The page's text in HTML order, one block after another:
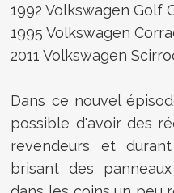
1992 Volkswagen Golf
1995 Volkswagen
2011 Volkswagen
Dans ce nouvel
possible d'avoir des
revendeurs et
brisant des